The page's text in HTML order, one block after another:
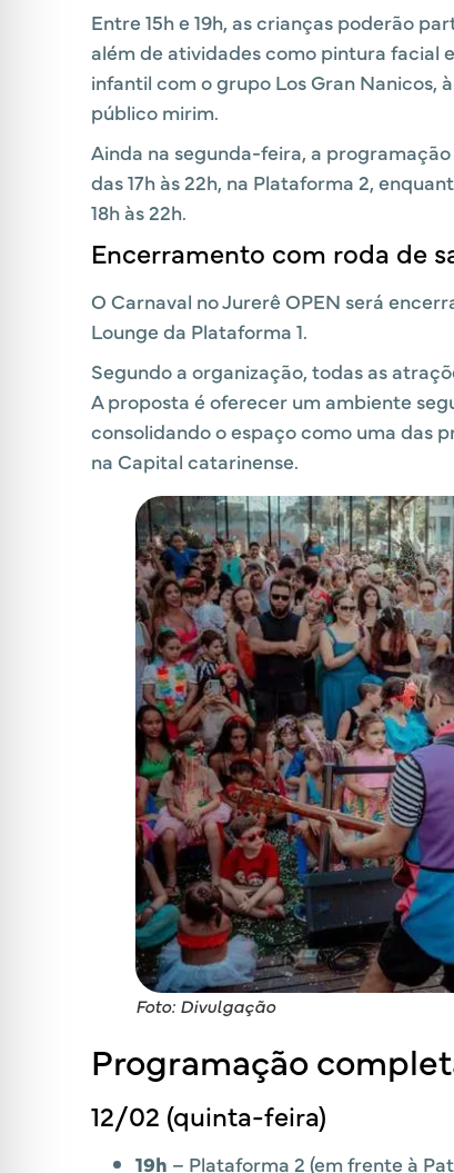
Entre 15h e 19h, as crianças poderão
além de atividades como pintura facial
infantil com o grupo Los Gran Nanicos,
público mirim.
Ainda na segunda-feira, a
das 17h às 22h, na Plataforma 2,
18h às 22h.
Encerramento com roda de
O Carnaval no Jurerê OPEN será
Lounge da Plataforma 1.
Segundo a organização, todas as
A proposta é oferecer um ambiente
consolidando o espaço como uma das
na Capital catarinense.
Foto: Divulgação
Programação
12/02 (quinta-feira)
19h – Plataforma 2 (em frente à